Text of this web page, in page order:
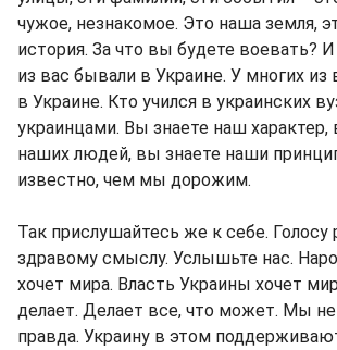
чужое, незнакомое. Это наша земля,
история. За что вы будете воевать?
из вас бывали в Украине. У многих из
в Украине. Кто учился в украинских
украинцами. Вы знаете наш характер,
наших людей, вы знаете наши
известно, чем мы дорожим.
Так прислушайтесь же к себе. Голосу
здравому смыслу. Услышьте нас.
хочет мира. Власть Украины хочет
делает. Делает все, что может. Мы
правда. Украину в этом